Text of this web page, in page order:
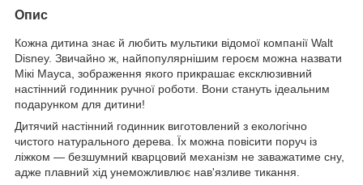
Опис
Кожна дитина знає й любить мультики відомої компанії Walt
Disney. Звичайно ж, найпопулярнішим героєм можна назвати
Мікі Мауса, зображення якого прикрашає ексклюзивний
настінний годинник ручної роботи. Вони стануть ідеальним
подарунком для дитини!
Дитячий настінний годинник виготовлений з екологічно
чистого натурального дерева. Їх можна повісити поруч із
ліжком — безшумний кварцовий механізм не заважатиме сну,
адже плавний хід унеможливлює нав'язливе тикання.